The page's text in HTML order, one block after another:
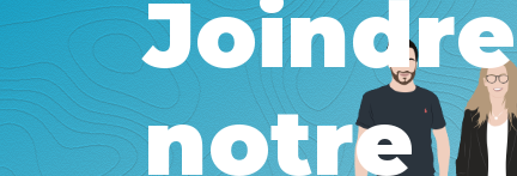
Joindre
notre